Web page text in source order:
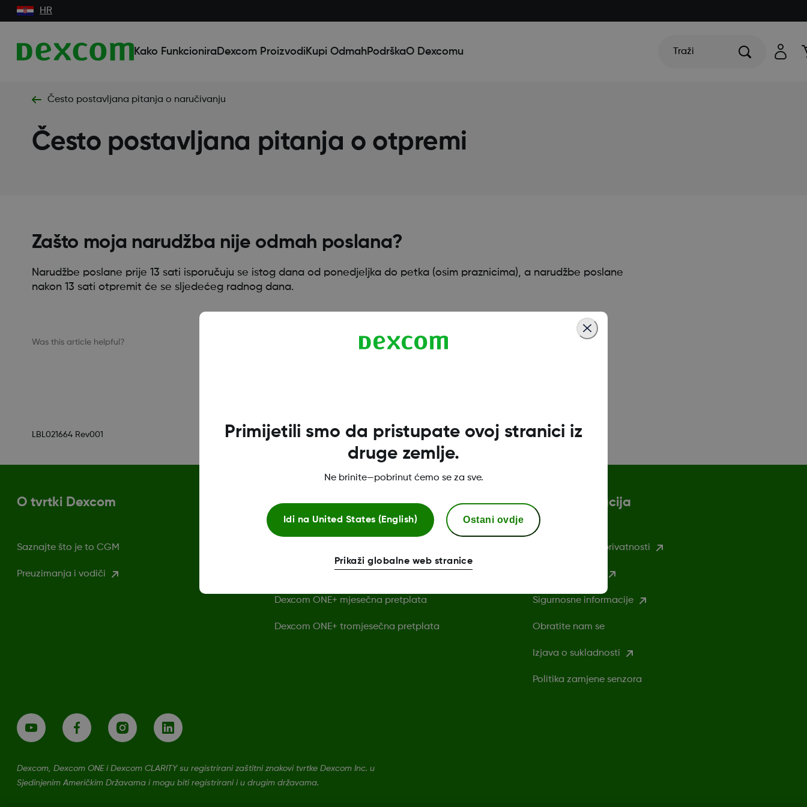
HR
Kako FunkcioniraDexcom Proizvodi Kupi OdmahPodrškaO Dexcomu Traži
Često postavljana pitanja o naručivanju
Često postavljana pitanja o otpremi
Zašto moja narudžba nije odmah poslana?
Narudžbe poslane prije 13 sati isporučuju se istog dana od ponedjeljka do petka (osim praznicima), a narudžbe poslane
nakon 13 sati otpremit će se sljedećeg radnog dana.
Was this article helpful?
LBL021664 Rev001
O tvrtki Dexcom
Saznajte što je to CGM
Preuzimanja i vodiči
Dexcom ONE+ trgovina
Dexcom ONE+ mjesečna pretplata
Dexcom ONE+ tromjesečna pretplata
Više informacija
Pravila o zaštiti privatnosti
Sigurnosne informacije
Obratite nam se
Izjava o sukladnosti
Politika zamjene senzora
Dexcom, Dexcom ONE i Dexcom CLARITY su registrirani zaštitni znakovi tvrtke Dexcom Inc. u
Sjedinjenim Američkim Državama i mogu biti registrirani i u drugim državama.
Primijetili smo da pristupate ovoj stranici iz
druge zemlje.
Ne brinite—pobrinut ćemo se za sve.
Idi na United States (English) Ostani ovdje
Prikaži globalne web stranice